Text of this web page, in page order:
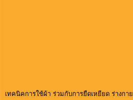
เทคนิคการใช้ผ้า ร่วมกับการยืดเหยียด ร่างกาย